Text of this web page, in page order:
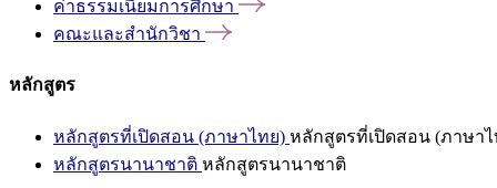
ค่าธรรมเนียมการศึกษา
คณะและสำนักวิชา
หลักสูตร
หลักสูตรที่เปิดสอน (ภาษาไทย) หลักสูตรที่เปิดสอน (ภาษาไ
หลักสูตรนานาชาติ หลักสูตรนานาชาติ